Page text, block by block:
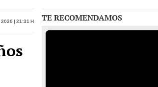
| 21:31 h TE RECOMENDAMOS